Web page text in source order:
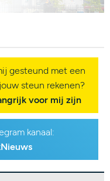
gesteund met een
steun rekenen?
voor mij zijn
kanaal: